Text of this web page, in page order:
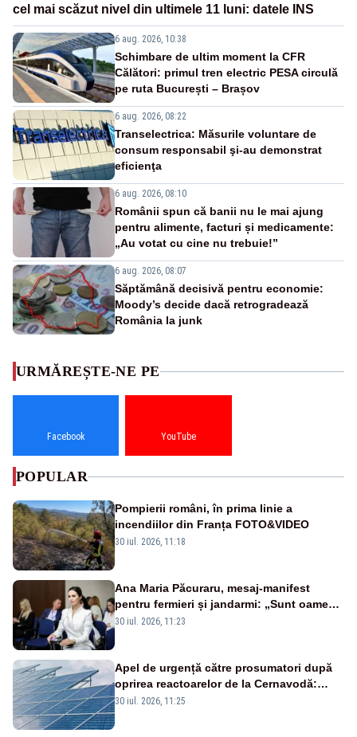
cel mai scăzut nivel din ultimele 11 luni: datele INS
6 aug. 2026, 10:38
Schimbare de ultim moment la CFR
Călători: primul tren electric PESA circulă
pe ruta București – Brașov
6 aug. 2026, 08:22
Transelectrica: Măsurile voluntare de
consum responsabil şi-au demonstrat
eficienţa
6 aug. 2026, 08:10
Românii spun că banii nu le mai ajung
pentru alimente, facturi și medicamente:
„Au votat cu cine nu trebuie!”
6 aug. 2026, 08:07
Săptămână decisivă pentru economie:
Moody’s decide dacă retrogradează
România la junk
URMĂREȘTE-NE PE
Facebook YouTube
POPULAR
Pompierii români, în prima linie a
incendiilor din Franța FOTO&VIDEO
30 iul. 2026, 11:18
Ana Maria Păcuraru, mesaj-manifest
pentru fermieri și jandarmi: „Sunt oameni
disperați, nu sunt răufăcători”
30 iul. 2026, 11:23
Apel de urgență către prosumatori după
oprirea reactoarelor de la Cernavodă:
România are nevoie de energie
30 iul. 2026, 11:25